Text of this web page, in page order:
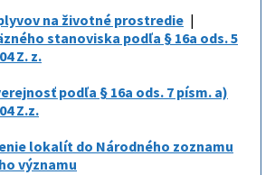
na životné prostredie
stanoviska podľa § 16a ods. 5
Z. z.
podľa § 16a ods. 7 písm. a)
Z.z.
lokalít do Národného zoznamu
významu